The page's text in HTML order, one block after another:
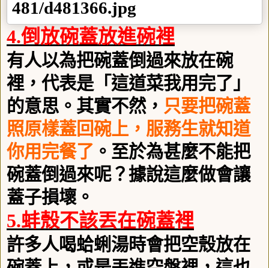
4.倒放碗蓋放進碗裡
有人以為把碗蓋倒過來放在碗
裡，代表是「這道菜我用完了」
的意思。其實不然， 只要把碗蓋
照原樣蓋回碗上，服務生就知道
你用完餐了 。至於為甚麼不能把
碗蓋倒過來呢？據說這麼做會讓
蓋子損壞。
5.蚌殼不該丟在碗蓋裡
許多人喝蛤蜊湯時會把空殼放在